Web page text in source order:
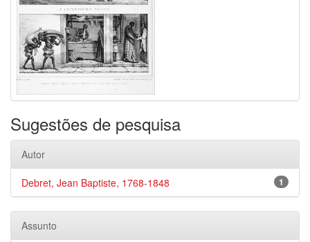
Sugestões de pesquisa
Autor
1
Debret, Jean Baptiste, 1768-1848
Assunto